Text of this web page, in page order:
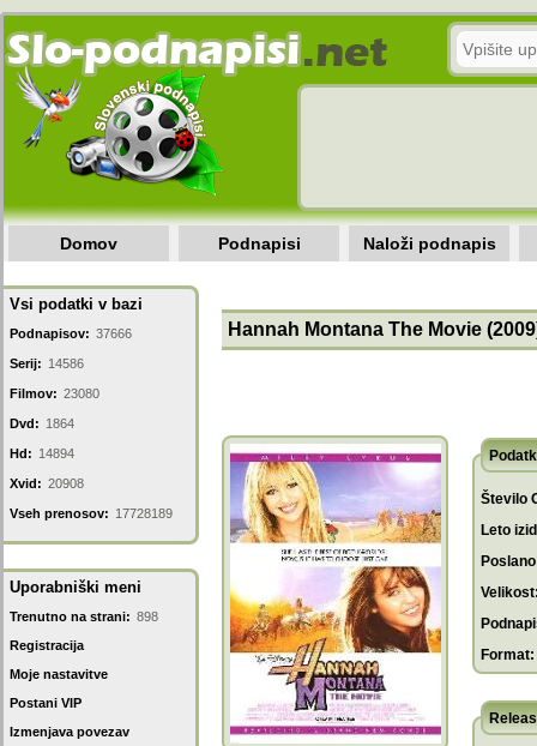
Domov Podnapisi Naloži podnapis
Vsi podatki v bazi
Podnapisov: 37666
Serij: 14586
Filmov: 23080
Dvd: 1864
Hd: 14894
Xvid: 20908
Vseh prenosov: 17728189
Uporabniški meni
Trenutno na strani: 898
Registracija
Moje nastavitve
Postani VIP
Izmenjava povezav
Hannah Montana The Movie
Število
Leto
Format: